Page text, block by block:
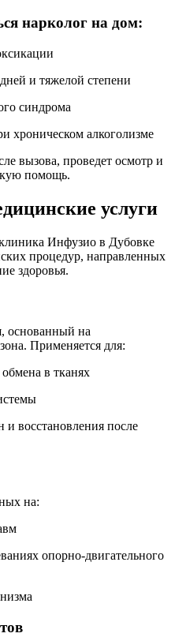
нарколог на дом:
и тяжелой степени
синдрома
хроническом алкоголизме
вызова, проведет осмотр и
помощь.
услуги
Инфузио в Дубовке
процедур, направленных
здоровья.
основанный на
Применяется для:
в тканях
и восстановления после
на:
опорно-двигательного